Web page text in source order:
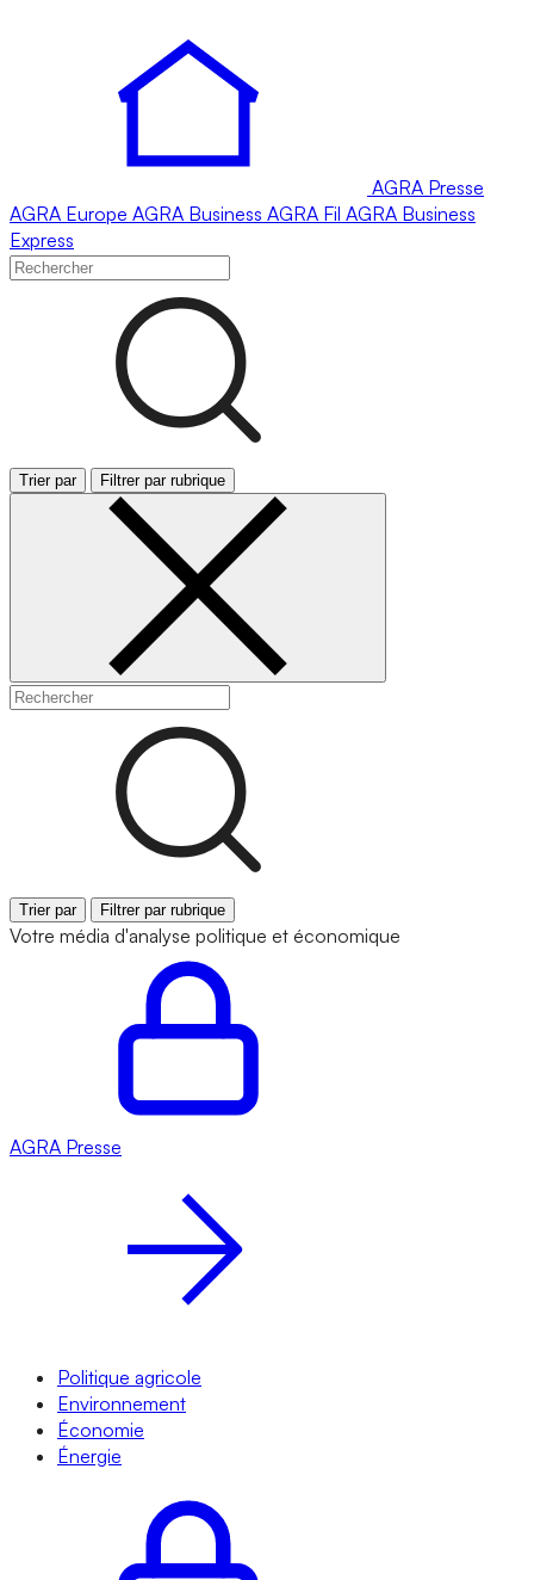
AGRA Presse
AGRA Europe AGRA Business AGRA Fil AGRA Business
Express
Trier par Filtrer par rubrique
Trier par Filtrer par rubrique
Votre média d'analyse politique et économique
AGRA Presse
Politique agricole
Environnement
Économie
Énergie